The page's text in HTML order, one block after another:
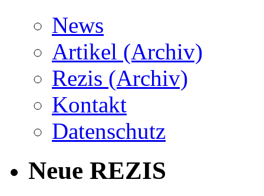
News
Artikel (Archiv)
Rezis (Archiv)
Kontakt
Datenschutz
Neue REZIS